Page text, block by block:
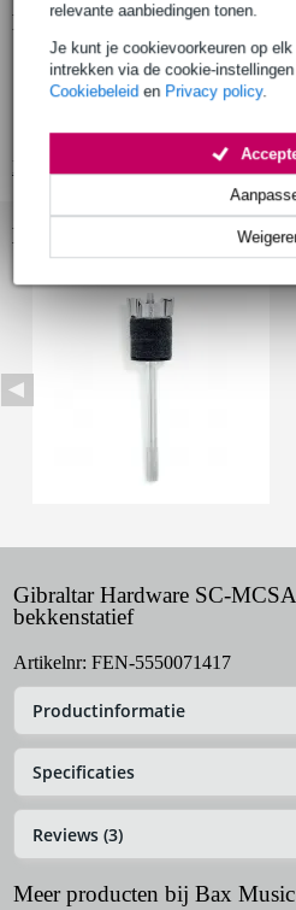
relevante aanbiedingen tonen.
Je kunt je cookievoorkeuren op
intrekken via de cookie-
Cookiebeleid en Privacy policy.
Productinformatie
verlengstatief voor bekkenstatief
"cymbal stacker"
formaat: 8 mm
Bekijk alle productspecificaties
Bekijk ook eens (1)
Gibraltar Hardware SC-
bekkenstatief
Artikelnr: FEN-5550071417
Productinformatie
Specificaties
Reviews (3)
Meer producten bij Bax Music